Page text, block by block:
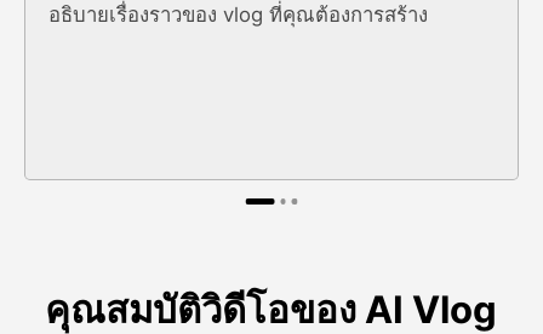
อธิบายเรื่องราวของ vlog ที่คุณต้องการสร้าง
คุณสมบัติวิดีโอของ AI Vlog